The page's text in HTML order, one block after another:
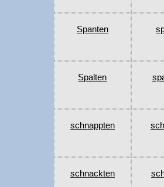
Spanten
Spalten
schnappten
schnackten